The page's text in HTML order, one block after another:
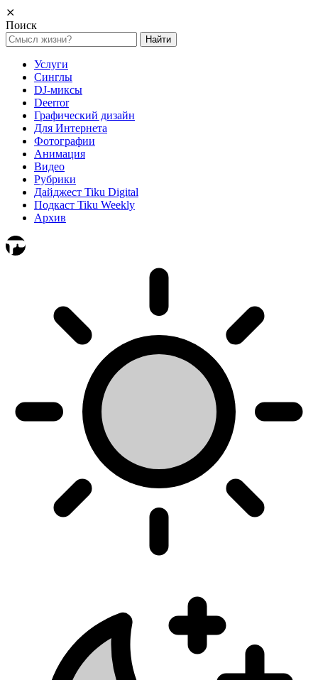
⨯
Поиск
Найти:
Услуги
Синглы
DJ-миксы
Deerror
Графический дизайн
Для Интернета
Фотографии
Анимация
Видео
Рубрики
Дайджест Tiku Digital
Подкаст Tiku Weekly
Архив